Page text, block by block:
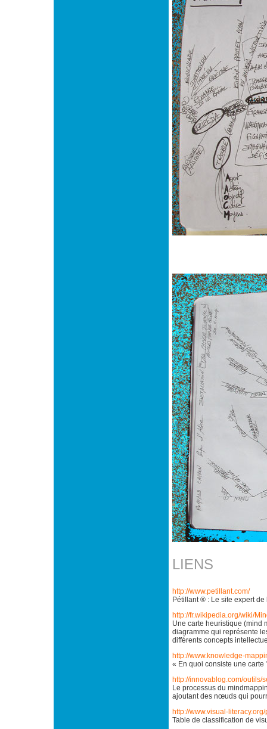
LIENS
http://www.petillant.com/
Pétillant ® : Le site expert
http://fr.wikipedia.org/wiki/
Une carte heuristique (mind
diagramme qui représente
différents concepts
http://www.knowledge-
« En quoi consiste une carte
http://innovablog.com/outils/
Le processus du
ajoutant des nœuds qui
http://www.visual-
Table de classification de